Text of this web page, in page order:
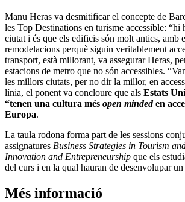
Manu Heras va desmitificar el concepte de
les Top Destinations en turisme accessible: “hi
ciutat i és que els edificis són molt antics, amb
remodelacions perquè siguin veritablement
transport, està millorant, va assegurar Heras,
estacions de metro que no són accessibles.
les millors ciutats, per no dir la millor, en
línia, el ponent va concloure que als Estats
“tenen una cultura més open mindeden
Europa.
La taula rodona forma part de les sessions
assignatures Business Strategies in Tourism
Innovation and Entrepreneurship que els
del curs i en la qual hauran de desenvolupar
Més informació